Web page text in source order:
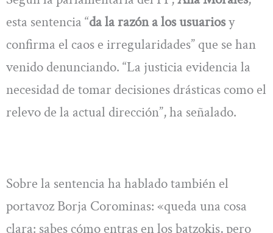
esta sentencia “da la razón a los usuariosy
confirma el caos e irregularidades” que se han
venido denunciando. “La justicia evidencia la
necesidad de tomar decisiones drásticas como el
relevo de la actual dirección”, ha señalado.
Sobre la sentencia ha hablado también el
portavoz Borja Corominas: «queda una cosa
clara: sabes cómo entras en los batzokis, pero